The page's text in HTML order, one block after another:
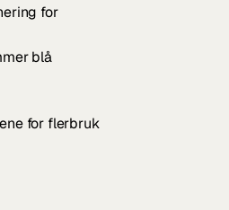
for
blå
for flerbruk